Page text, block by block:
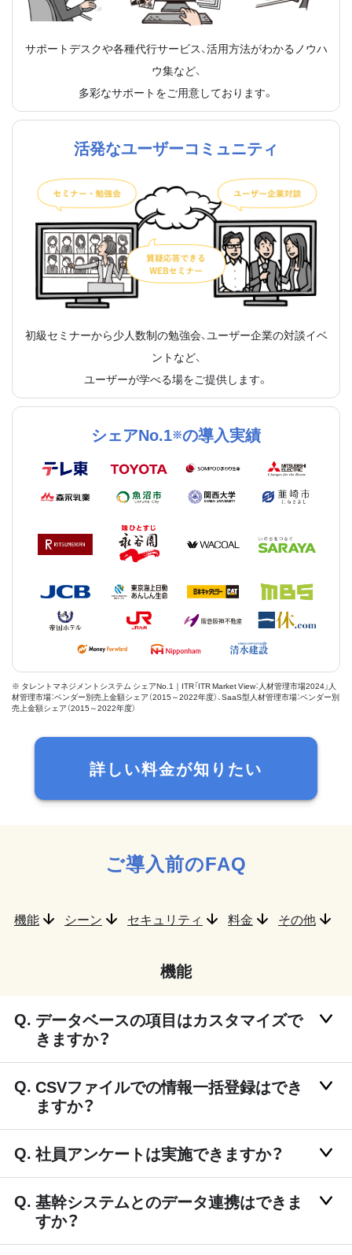
サポートデスクや各種代行サービス、活用方法がわかるノウハ
ウ集など、
多彩なサポートをご用意しております。
活発なユーザーコミュニティ
初級セミナーから少人数制の勉強会、ユーザー企業の対談イベ
ントなど、
ユーザーが学べる場をご提供します。
シェアNo.1※の導入実績
※ タレントマネジメントシステム シェアNo.1｜ITR「ITR Market View：人材管理市場2024」人
材管理市場：ベンダー別売上金額シェア（2015～2022年度）、SaaS型人材管理市場：ベンダー別
売上金額シェア（2015～2022年度）
詳しい料金が知りたい
ご導入前のFAQ
機能 シーン セキュリティ 料金 その他
機能
データベースの項目はカスタマイズで
きますか？
CSVファイルでの情報一括登録はでき
ますか？
社員アンケートは実施できますか？
基幹システムとのデータ連携はできま
すか？